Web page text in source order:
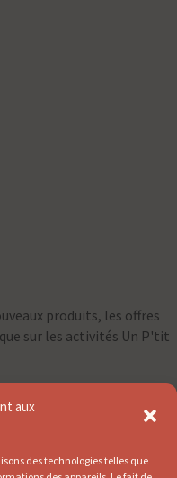
aux
des technologies telles que
produits, les offres
sur les activités Un P'tit